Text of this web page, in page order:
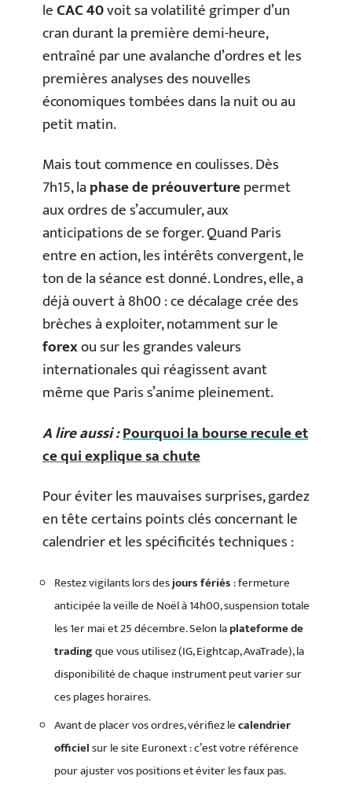
leCAC 40voit sa volatilité grimper d’un
cran durant la première demi-heure,
entraîné par une avalanche d’ordres et les
premières analyses des nouvelles
économiques tombées dans la nuit ou au
petit matin.
Mais tout commence en coulisses. Dès
7h15, laphase de préouverturepermet
aux ordres de s’accumuler, aux
anticipations de se forger. Quand Paris
entre en action, les intérêts convergent, le
ton de la séance est donné. Londres, elle, a
déjà ouvert à 8h00 : ce décalage crée des
brèches à exploiter, notamment sur le
forexou sur les grandes valeurs
internationales qui réagissent avant
même que Paris s’anime pleinement.
A lire aussi :Pourquoi la bourse recule et
ce qui explique sa chute
Pour éviter les mauvaises surprises, gardez
en tête certains points clés concernant le
calendrier et les spécificités techniques :
Restez vigilants lors desjours fériés: fermeture
anticipée la veille de Noël à 14h00, suspension totale
les 1er mai et 25 décembre. Selon laplateforme de
tradingque vous utilisez (IG, Eightcap, AvaTrade), la
disponibilité de chaque instrument peut varier sur
ces plages horaires.
Avant de placer vos ordres, vérifiez lecalendrier
officielsur le site Euronext : c’est votre référence
pour ajuster vos positions et éviter les faux pas.